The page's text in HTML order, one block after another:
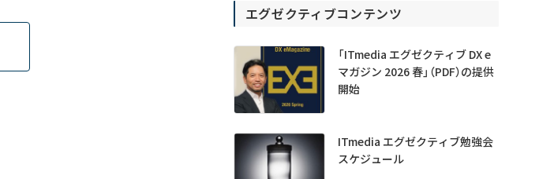
エグゼクティブコンテンツ
「ITmedia エグゼクティブ DX e
マガジン 2026 春」（PDF）の提供
開始
ITmedia エグゼクティブ勉強会
スケジュール